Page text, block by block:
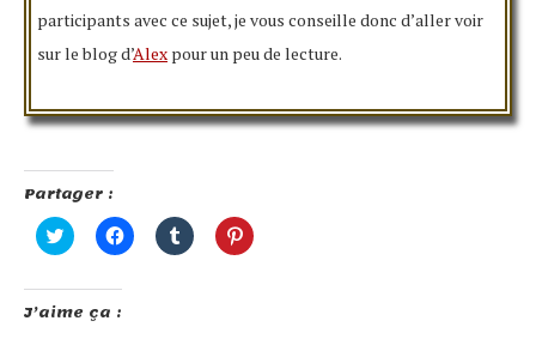
participants avec ce sujet, je vous conseille donc d’aller voir
sur le blog d’Alex pour un peu de lecture.
Partager :
Cliquez
pour
Twitter(ouvre
dans
une
Cliquez
pour
Cliquez
pour
Cliquez
pour
J’aime ça :